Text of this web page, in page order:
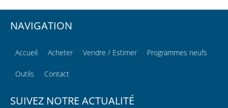
NAVIGATION
Accueil Acheter Vendre / Estimer Programmes neufs
Outils Contact
SUIVEZ NOTRE ACTUALITÉ